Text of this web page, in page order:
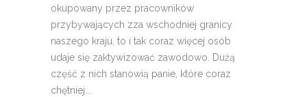
okupowany przez pracowników
przybywających zza wschodniej granicy
naszego kraju, to i tak coraz więcej osób
udaje się zaktywizować zawodowo. Dużą
część z nich stanowią panie, które coraz
chętniej...